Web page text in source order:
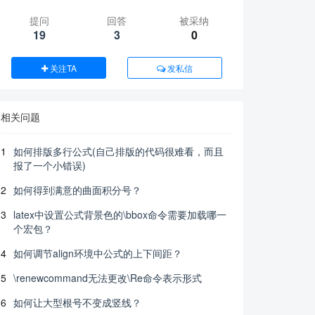
提问
19
回答
3
被采纳
0
关注TA 发私信
相关问题
1
如何排版多行公式(自己排版的代码很难看，而且
报了一个小错误)
2 如何得到满意的曲面积分号？
3 latex中设置公式背景色的\bbox命令需要加载哪一
个宏包？
4 如何调节align环境中公式的上下间距？
5 \renewcommand无法更改\Re命令表示形式
6 如何让大型根号不变成竖线？